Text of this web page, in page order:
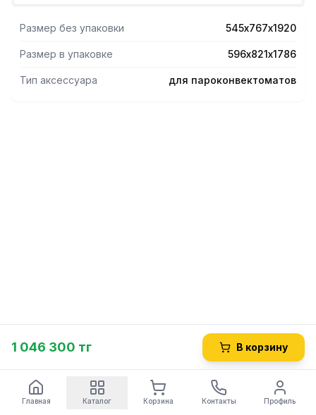
Размер без упаковки 545х767х1920
Размер в упаковке 596х821х1786
Тип аксессуара для пароконвектоматов
1 046 300 тг В корзину
Главная Каталог Корзина Контакты Профиль